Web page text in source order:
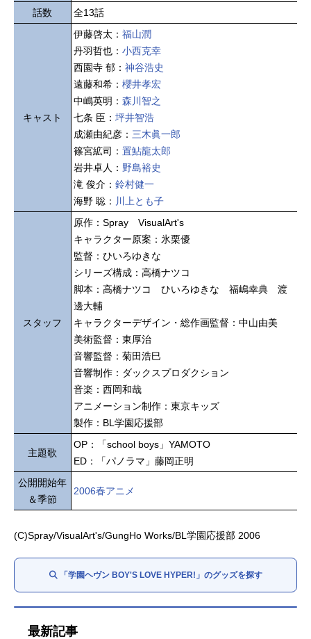
話数
全13話
キャスト
伊藤啓太： 福山潤
丹羽哲也： 小西克幸
西園寺 郁： 神谷浩史
遠藤和希： 櫻井孝宏
中嶋英明： 森川智之
七条 臣： 坪井智浩
成瀬由紀彦： 三木眞一郎
篠宮絋司： 置鮎龍太郎
岩井卓人： 野島裕史
滝 俊介： 鈴村健一
海野 聡： 川上とも子
スタッフ
原作：Spray VisualArt's
キャラクター原案：氷栗優
監督：ひいろゆきな
シリーズ構成：高橋ナツコ
脚本：高橋ナツコ ひいろゆきな 福嶋幸典 渡
邊大輔
キャラクターデザイン・総作画監督：中山由美
美術監督：東厚治
音響監督：菊田浩巳
音響制作：ダックスプロダクション
音楽：西岡和哉
アニメーション制作：東京キッズ
製作：BL学園応援部
主題歌
OP：「school boys」YAMOTO
ED：「パノラマ」藤岡正明
公開開始年
＆季節
2006春アニメ
(C)Spray/VisualArt's/GungHo Works/BL学園応援部 2006
「学園ヘヴン BOY'S LOVE HYPER!」のグッズを探す
最新記事